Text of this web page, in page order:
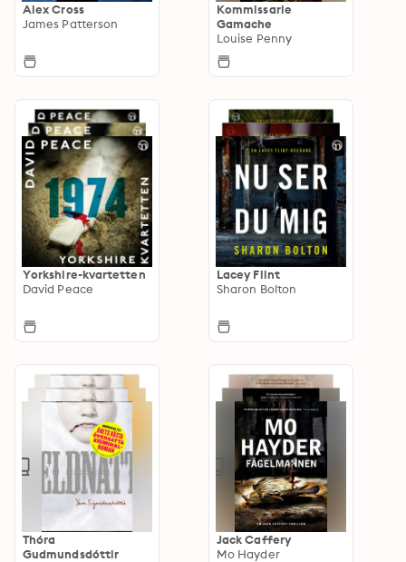
Alex Cross
James Patterson
Kommissarie
Gamache
Louise Penny
Yorkshire-kvartetten
David Peace
Lacey Flint
Sharon Bolton
Thóra
Gudmundsdóttir
Jack Caffery
Mo Hayder